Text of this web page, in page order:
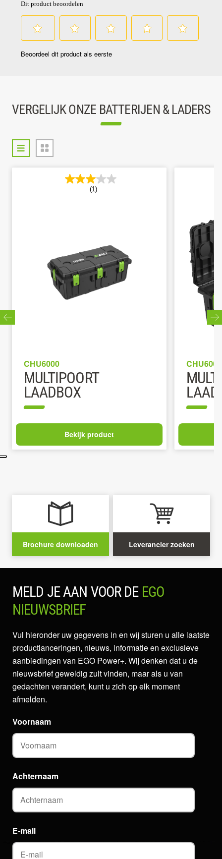
VERGELIJK ONZE BATTERIJEN & LADERS
(1)
CHU6000
MULTIPOORT
LAADBOX
Bekijk product
Brochure downloaden Leverancier zoeken
MELD JE AAN VOOR DE EGO
NIEUWSBRIEF
Vul hieronder uw gegevens in en wij sturen u alle laatste
productlanceringen, nieuws, informatie en exclusieve
aanbiedingen van EGO Power+. Wij denken dat u de
nieuwsbrief geweldig zult vinden, maar als u van
gedachten verandert, kunt u zich op elk moment
afmelden.
E-mail
Voornaam
Achternaam